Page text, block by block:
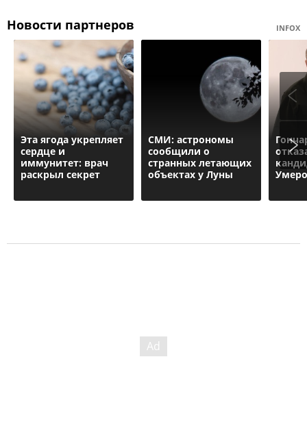
Новости партнеров INFOX
Эта ягода укрепляет
сердце и
иммунитет: врач
раскрыл секрет
СМИ: астрономы
сообщили о
странных летающих
объектах у Луны